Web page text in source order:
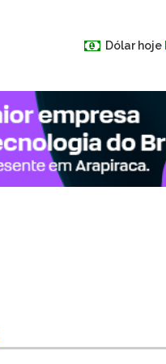
Dólar hoje